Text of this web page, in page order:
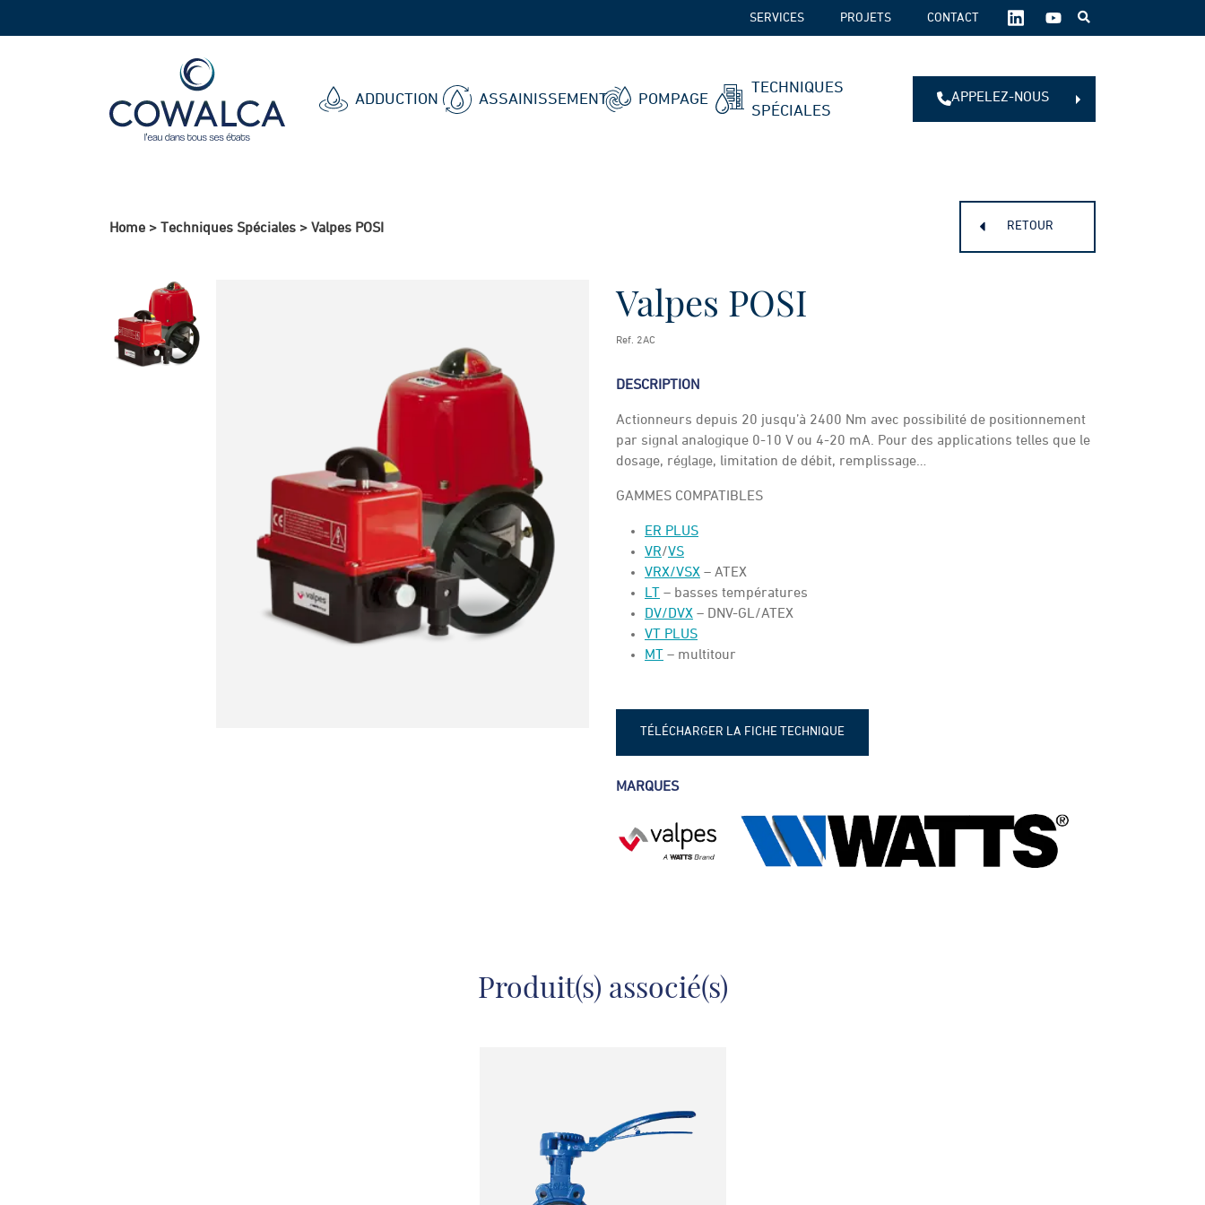
ADDUCTION ASSAINISSEMENT POMPAGE
TECHNIQUES
SPÉCIALES
SERVICES PROJETS CONTACT
SUIVEZ-
NOUS
APPELEZ-NOUS
Home > Techniques Spéciales > Valpes POSI RETOUR
Valpes POSI
Ref. 2AC
DESCRIPTION
Actionneurs depuis 20 jusqu’à 2400 Nm avec possibilité de positionnement
par signal analogique 0-10 V ou 4-20 mA. Pour des applications telles que le
dosage, réglage, limitation de débit, remplissage…
GAMMES COMPATIBLES
ER PLUS
VR/VS
VRX/VSX – ATEX
LT
– basses températures
DV/DVX – DNV-GL/ATEX
VT PLUS
MT
– multitour
TÉLÉCHARGER LA FICHE TECHNIQUE
MARQUES
Produit(s) associé(s)